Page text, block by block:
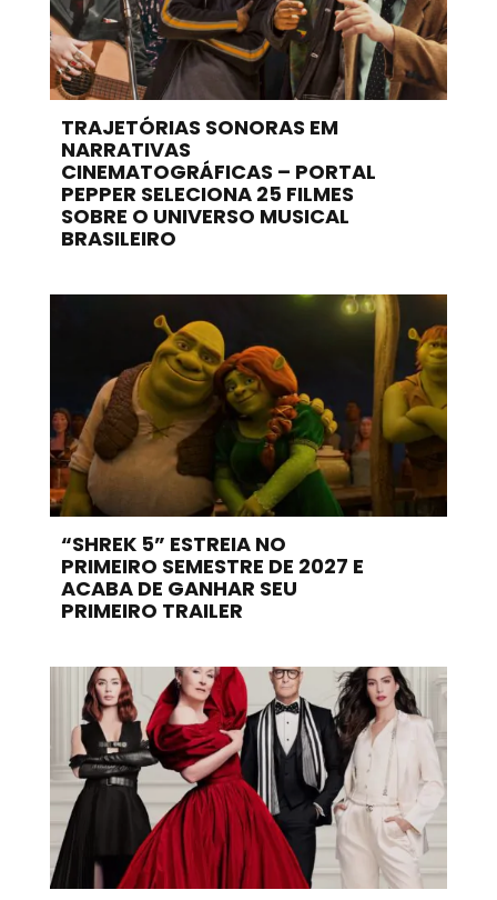
TRAJETÓRIAS SONORAS EM
NARRATIVAS
CINEMATOGRÁFICAS – PORTAL
PEPPER SELECIONA 25 FILMES
SOBRE O UNIVERSO MUSICAL
BRASILEIRO
“SHREK 5” ESTREIA NO
PRIMEIRO SEMESTRE DE 2027 E
ACABA DE GANHAR SEU
PRIMEIRO TRAILER